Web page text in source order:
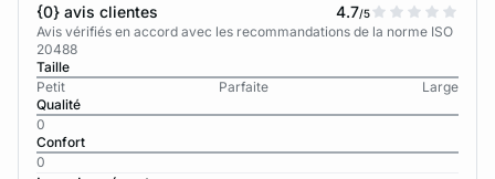
{0} avis clientes 4.7/5
Avis vérifiés en accord avec les recommandations de la norme ISO
20488
Taille
Petit
Parfaite
Large
Qualité
0
Confort
0